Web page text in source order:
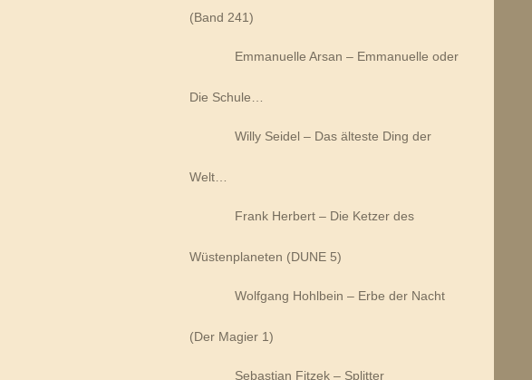
(Band 241)
Emmanuelle Arsan – Emmanuelle oder
Die Schule…
Willy Seidel – Das älteste Ding der
Welt…
Frank Herbert – Die Ketzer des
Wüstenplaneten (DUNE 5)
Wolfgang Hohlbein – Erbe der Nacht
(Der Magier 1)
Sebastian Fitzek – Splitter